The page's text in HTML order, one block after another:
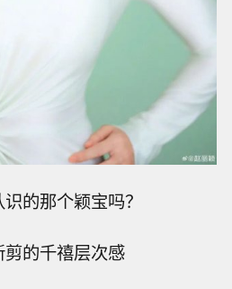
的那个颖宝吗？
的千禧层次感